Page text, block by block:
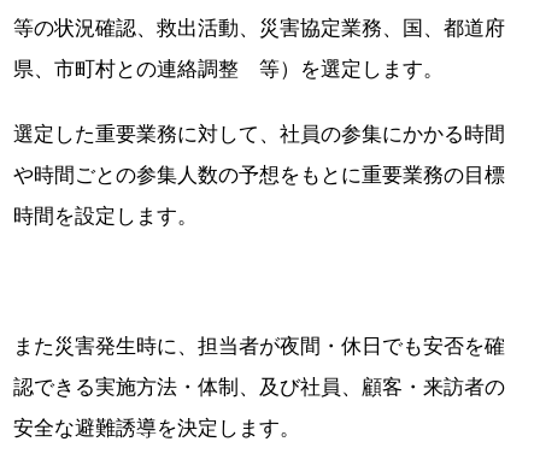
等の状況確認、救出活動、災害協定業務、国、都道府
県、市町村との連絡調整 等）を選定します。
選定した重要業務に対して、社員の参集にかかる時間
や時間ごとの参集人数の予想をもとに重要業務の目標
時間を設定します。
また災害発生時に、担当者が夜間・休日でも安否を確
認できる実施方法・体制、及び社員、顧客・来訪者の
安全な避難誘導を決定します。